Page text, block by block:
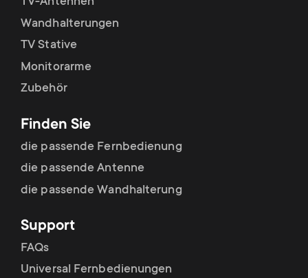
t
s
m
e
n
u
p
o
r
t
m
e
n
u
Wandhalterungen
TV Stative
Monitorarme
Zubehör
Finden Sie
die passende Fernbedienung
die passende Antenne
die passende Wandhalterung
Support
FAQs
Universal Fernbedienungen